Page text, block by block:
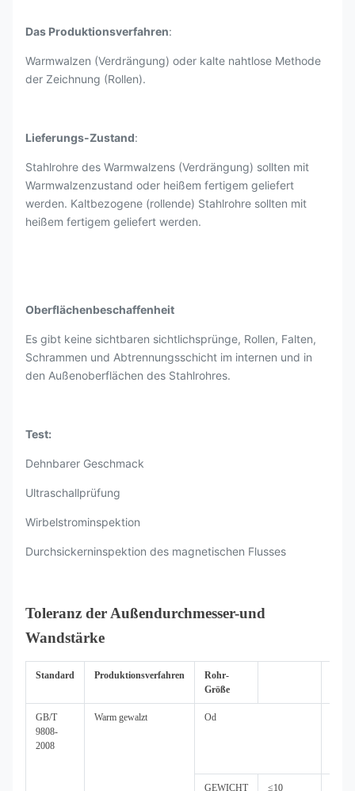
Das Produktionsverfahren:
Warmwalzen (Verdrängung) oder kalte nahtlose Methode
der Zeichnung (Rollen).
Lieferungs-Zustand:
Stahlrohre des Warmwalzens (Verdrängung) sollten mit
Warmwalzenzustand oder heißem fertigem geliefert
werden. Kaltbezogene (rollende) Stahlrohre sollten mit
heißem fertigem geliefert werden.
Oberflächenbeschaffenheit
Es gibt keine sichtbaren sichtlichsprünge, Rollen, Falten,
Schrammen und Abtrennungsschicht im internen und in
den Außenoberflächen des Stahlrohres.
Test:
Dehnbarer Geschmack
Ultraschallprüfung
Wirbelstrominspektion
Durchsickerninspektion des magnetischen Flusses
Toleranz der Außendurchmesser-und
Wandstärke
Standard Produktionsverfahren
Rohr-
Größe
GB/T
9808-
2008
Warm gewalzt Od
GEWICHT ≤10